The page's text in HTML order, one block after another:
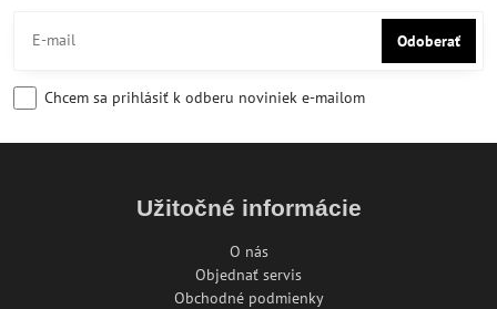
Odoberať
Chcem sa prihlásiť k odberu noviniek e-mailom
Užitočné informácie
O nás
Objednať servis
Obchodné podmienky